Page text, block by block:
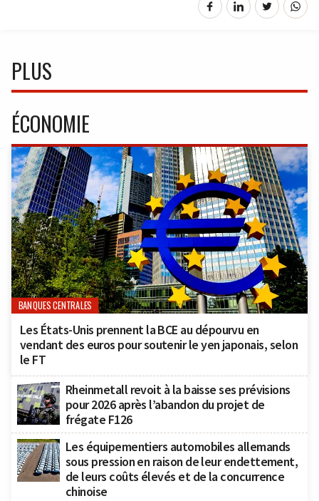
PLUS
ÉCONOMIE
BANQUES CENTRALES
Les États-Unis prennent la BCE au dépourvu en
vendant des euros pour soutenir le yen japonais, selon
le FT
Rheinmetall revoit à la baisse ses prévisions
pour 2026 après l’abandon du projet de
frégate F126
Les équipementiers automobiles allemands
sous pression en raison de leur endettement,
de leurs coûts élevés et de la concurrence
chinoise